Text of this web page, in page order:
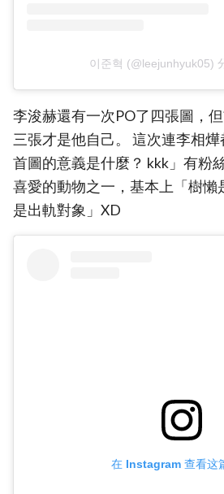
이준혁 (@leejunhyuk05)
李浚赫還有一次PO了四張圖，
三張才是他自己。 這次連李相
首圖的意義是什麼？ kkk」有粉
喜愛的動物之一，基本上「樹懶
是出軌對象」XD
在 Instagram 查看这